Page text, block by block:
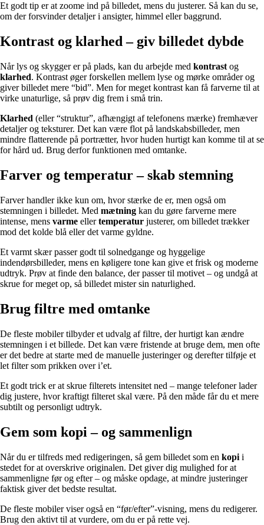
Et godt tip er at zoome ind på billedet, mens du justerer. Så kan du se,
om der forsvinder detaljer i ansigter, himmel eller baggrund.
Kontrast og klarhed – giv billedet dybde
Når lys og skygger er på plads, kan du arbejde med kontrast og
klarhed. Kontrast øger forskellen mellem lyse og mørke områder og
giver billedet mere “bid”. Men for meget kontrast kan få farverne til at
virke unaturlige, så prøv dig frem i små trin.
Klarhed (eller “struktur”, afhængigt af telefonens mærke) fremhæver
detaljer og teksturer. Det kan være flot på landskabsbilleder, men
mindre flatterende på portrætter, hvor huden hurtigt kan komme til at se
for hård ud. Brug derfor funktionen med omtanke.
Farver og temperatur – skab stemning
Farver handler ikke kun om, hvor stærke de er, men også om
stemningen i billedet. Med mætning kan du gøre farverne mere
intense, mens varme ellertemperatur justerer, om billedet trækker
mod det kolde blå eller det varme gyldne.
Et varmt skær passer godt til solnedgange og hyggelige
indendørsbilleder, mens en køligere tone kan give et frisk og moderne
udtryk. Prøv at finde den balance, der passer til motivet – og undgå at
skrue for meget op, så billedet mister sin naturlighed.
Brug filtre med omtanke
De fleste mobiler tilbyder et udvalg af filtre, der hurtigt kan ændre
stemningen i et billede. Det kan være fristende at bruge dem, men ofte
er det bedre at starte med de manuelle justeringer og derefter tilføje et
let filter som prikken over i’et.
Et godt trick er at skrue filterets intensitet ned – mange telefoner lader
dig justere, hvor kraftigt filteret skal være. På den måde får du et mere
subtilt og personligt udtryk.
Gem som kopi – og sammenlign
Når du er tilfreds med redigeringen, så gem billedet som en kopi i
stedet for at overskrive originalen. Det giver dig mulighed for at
sammenligne før og efter – og måske opdage, at mindre justeringer
faktisk giver det bedste resultat.
De fleste mobiler viser også en “før/efter”-visning, mens du redigerer.
Brug den aktivt til at vurdere, om du er på rette vej.